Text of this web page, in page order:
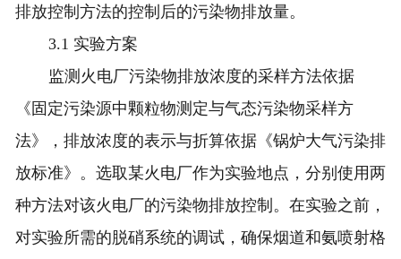
排放控制方法的控制后的污染物排放量。
3.1 实验方案
监测火电厂污染物排放浓度的采样方法依据
《固定污染源中颗粒物测定与气态污染物采样方
法》，排放浓度的表示与折算依据《锅炉大气污染排
放标准》。选取某火电厂作为实验地点，分别使用两
种方法对该火电厂的污染物排放控制。在实验之前，
对实验所需的脱硝系统的调试，确保烟道和氨喷射格